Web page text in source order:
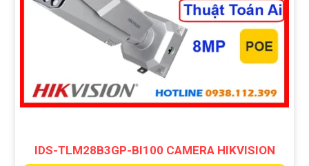
IDS-TLM28B3GP-BI100 CAMERA HIKVISION